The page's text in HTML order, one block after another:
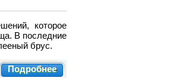
которое
В последние
брус.
Подробнее